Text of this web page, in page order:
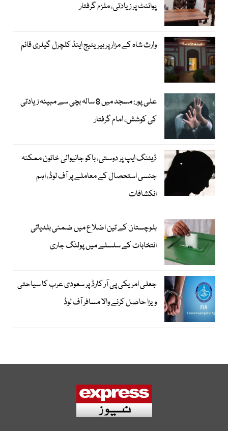
پوائنٹ پر زیادتی، ملزم گرفتار
وارث شاہ کے مزار پر ہیریٹیج اینڈ کلچرل گیلری قائم
علی پور: مسجد میں 8 سالہ بچی سے مبینہ زیادتی
کی کوشش، امام گرفتار
ڈیٹنگ ایپ پر دوستی، باکو جانیوالی خاتون ممکنہ
جنسی استحصال کے معاملے پر آف لوڈ، اہم
انکشافات
بلوچستان کے تین اضلاع میں ضمنی بلدیاتی
انتخابات کے سلسلے میں پولنگ جاری
جعلی امریکی پی آر کارڈ پر سعودی عرب کا سیاحتی
ویزا حاصل کرنے والا مسافر آف لوڈ